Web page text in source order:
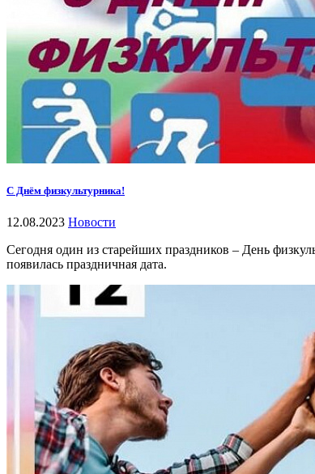
С Днём физкультурника!
12.08.2023 Новости
Сегодня один из старейших праздников – День
появилась праздничная дата.